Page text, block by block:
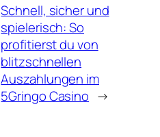
Schnell, sicher und
spielerisch: So
profitierst du von
blitzschnellen
Auszahlungen im
5Gringo Casino →